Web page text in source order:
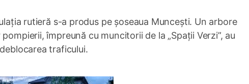
rutieră s-a produs pe șoseaua Muncești. Un arbore
împreună cu muncitorii de la „Spații Verzi”, au
traficului.